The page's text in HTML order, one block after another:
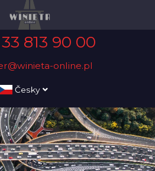
813 90 00
online.pl
Česky